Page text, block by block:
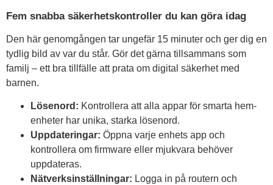
Fem snabba säkerhetskontroller du kan göra idag
Den här genomgången tar ungefär 15 minuter och ger dig en
tydlig bild av var du står. Gör det gärna tillsammans som
familj – ett bra tillfälle att prata om digital säkerhet med
barnen.
Lösenord: Kontrollera att alla appar för smarta hem-
enheter har unika, starka lösenord.
Uppdateringar: Öppna varje enhets app och
kontrollera om firmware eller mjukvara behöver
uppdateras.
Nätverksinställningar: Logga in på routern och